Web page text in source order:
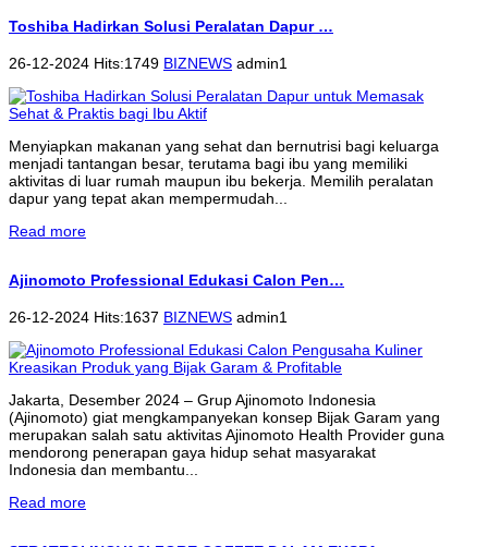
Toshiba Hadirkan Solusi Peralatan Dapur …
26-12-2024 Hits:1749 BIZNEWS admin1
Menyiapkan makanan yang sehat dan bernutrisi bagi keluarga
menjadi tantangan besar, terutama bagi ibu yang memiliki
aktivitas di luar rumah maupun ibu bekerja. Memilih peralatan
dapur yang tepat akan mempermudah...
Read more
Ajinomoto Professional Edukasi Calon Pen…
26-12-2024 Hits:1637 BIZNEWS admin1
Jakarta, Desember 2024 – Grup Ajinomoto Indonesia
(Ajinomoto) giat mengkampanyekan konsep Bijak Garam yang
merupakan salah satu aktivitas Ajinomoto Health Provider guna
mendorong penerapan gaya hidup sehat masyarakat
Indonesia dan membantu...
Read more